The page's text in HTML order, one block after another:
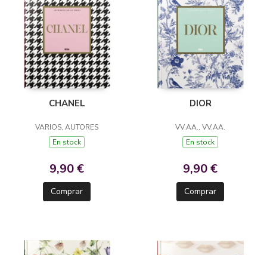
CHANEL
VARIOS, AUTORES
En stock
9,90 €
Comprar
DIOR
VV.AA., VV.AA.
En stock
9,90 €
Comprar